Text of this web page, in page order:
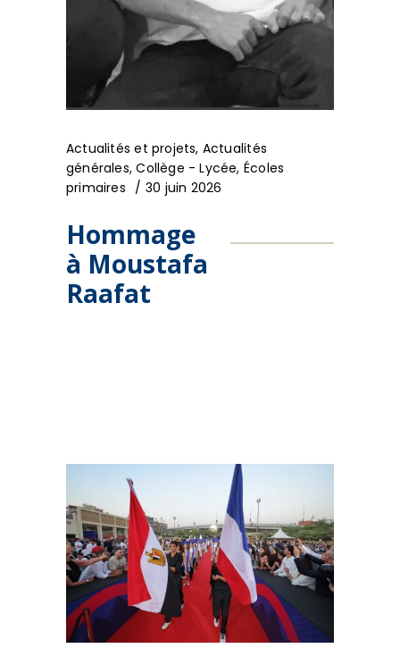
Actualités et projets, Actualités
générales,Collège - Lycée, Écoles
primaires
30 juin 2026
Hommage
à Moustafa
Raafat